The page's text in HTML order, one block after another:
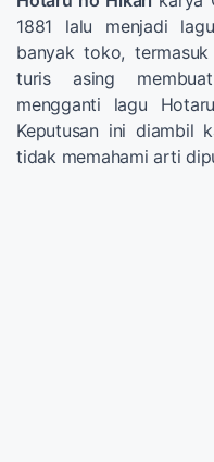
1881 lalu menjadi
banyak toko, termasuk
turis asing
mengganti lagu
Keputusan ini diambil
tidak memahami arti